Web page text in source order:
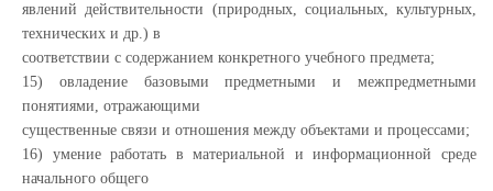
явлений действительности (природных, социальных, культурных,
технических и др.) в
соответствии с содержанием конкретного учебного предмета;
15) овладение базовыми предметными и межпредметными
понятиями, отражающими
существенные связи и отношения между объектами и процессами;
16) умение работать в материальной и информационной среде
начального общего